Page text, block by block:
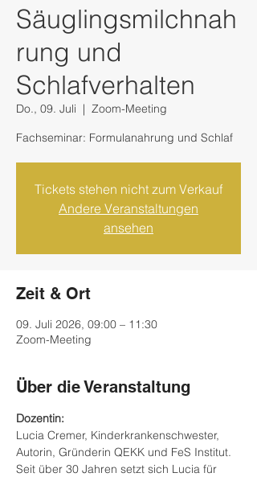
Säuglingsmilchnah
rung und
Schlafverhalten
Do., 09. Juli
  |
Zoom-Meeting
Fachseminar: Formulanahrung und Schlaf
Tickets stehen nicht zum Verkauf
Andere Veranstaltungen
ansehen
Zeit & Ort
09. Juli 2026, 09:00 – 11:30
Zoom-Meeting
Über die Veranstaltung
Dozentin:
Lucia Cremer, Kinderkrankenschwester,
Autorin, Gründerin QEKK und FeS Institut.
Seit über 30 Jahren setzt sich Lucia für